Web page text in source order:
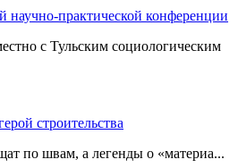
научно-практической конференции
с Тульским социологическим
строительства
по швам, а легенды о «материа...